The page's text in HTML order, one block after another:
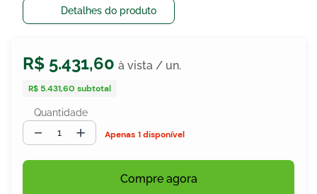
Detalhes do produto
R$ 5.431,60
R$ 5.431,60 subtotal
Quantidade
＋
－ 1 disponível
Compre agora